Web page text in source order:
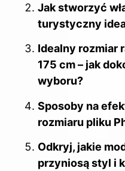
Jak stworzyć
turystyczny
Idealny rozmiar
175 cm – jak
wyboru?
Sposoby na
rozmiaru pliku
Odkryj, jakie
przyniosą styl i